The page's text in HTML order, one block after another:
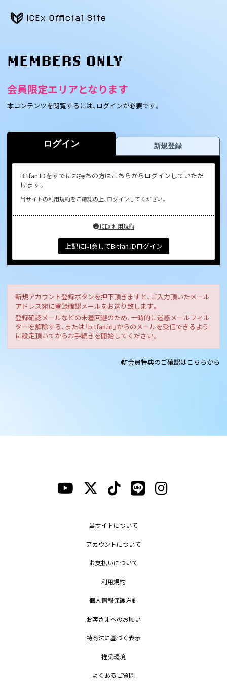
ICEx Official Site
MEMBERS ONLY
会員限定エリアとなります
本コンテンツを閲覧するには、ログインが必要です。
ログイン 新規登録
Bitfan IDをすでにお持ちの方はこちらからログインしていただ
けます。
当サイトの利用規約をご確認の上、ログインしてください。
ICEx 利用規約
上記に同意してBitfan IDログイン
新規アカウント登録ボタンを押下頂きますと、ご入力頂いたメール
アドレス宛に登録確認メールをお送り致します。
登録確認メールなどの未着回避のため、一時的に迷惑メールフィル
ターを解除する、または「bitfan.id」からのメールを受信できるよう
に設定頂いてからお手続きを開始してください。
会員特典のご確認はこちらから
当サイトについて
アカウントについて
お支払いについて
利用規約
個人情報保護方針
お客さまへのお願い
特商法に基づく表示
推奨環境
よくあるご質問